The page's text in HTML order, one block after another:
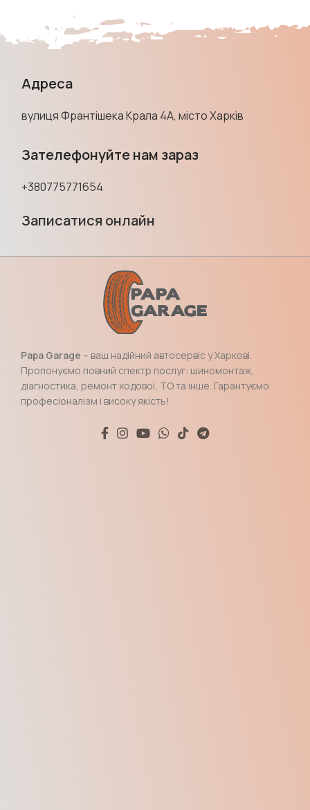
Адреса
вулиця Франтішека Крала 4А, місто Харків
Зателефонуйте нам зараз
+380775771654
Записатися онлайн
Papa Garage – ваш надійний автосервіс у Харкові.
Пропонуємо повний спектр послуг: шиномонтаж,
діагностика, ремонт ходової, ТО та інше. Гарантуємо
професіоналізм і високу якість!